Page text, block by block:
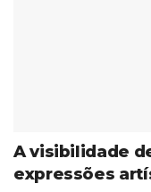
A visibilidade
expressões